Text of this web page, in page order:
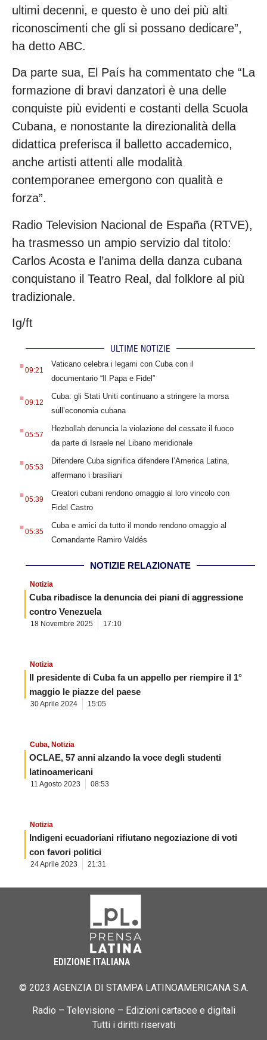
ultimi decenni, e questo è uno dei più alti
riconoscimenti che gli si possano dedicare”,
ha detto ABC.
Da parte sua, El País ha commentato che “La
formazione di bravi danzatori è una delle
conquiste più evidenti e costanti della Scuola
Cubana, e nonostante la direzionalità della
didattica preferisca il balletto accademico,
anche artisti attenti alle modalità
contemporanee emergono con qualità e
forza”.
Radio Television Nacional de España (RTVE),
ha trasmesso un ampio servizio dal titolo:
Carlos Acosta e l’anima della danza cubana
conquistano il Teatro Real, dal folklore al più
tradizionale.
Ig/ft
ULTIME NOTIZIE
.09:21
Vaticano celebra i legami con Cuba con il
documentario “Il Papa e Fidel”
.09:12
Cuba: gli Stati Uniti continuano a stringere la morsa
sull’economia cubana
.05:57
Hezbollah denuncia la violazione del cessate il fuoco
da parte di Israele nel Libano meridionale
.05:53
Difendere Cuba significa difendere l’America Latina,
affermano i brasiliani
.05:39
Creatori cubani rendono omaggio al loro vincolo con
Fidel Castro
.05:35
Cuba e amici da tutto il mondo rendono omaggio al
Comandante Ramiro Valdés
NOTIZIE RELAZIONATE
Notizia
Cuba ribadisce la denuncia dei piani di aggressione
contro Venezuela
18 Novembre 2025 17:10
Notizia
Il presidente di Cuba fa un appello per riempire il 1°
maggio le piazze del paese
30 Aprile 2024 15:05
Cuba, Notizia
OCLAE, 57 anni alzando la voce degli studenti
latinoamericani
11 Agosto 2023 08:53
Notizia
Indigeni ecuadoriani rifiutano negoziazione di voti
con favori politici
24 Aprile 2023 21:31
EDIZIONE ITALIANA
© 2023 AGENZIA DI STAMPA LATINOAMERICANA S.A.
Radio – Televisione – Edizioni cartacee e digitali
Tutti i diritti riservati